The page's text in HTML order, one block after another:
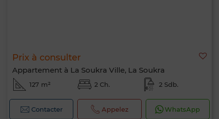
Prix à consulter
Appartement à La Soukra Ville, La Soukra
127 m² 2 Ch. 2 Sdb.
Contacter Appelez WhatsApp